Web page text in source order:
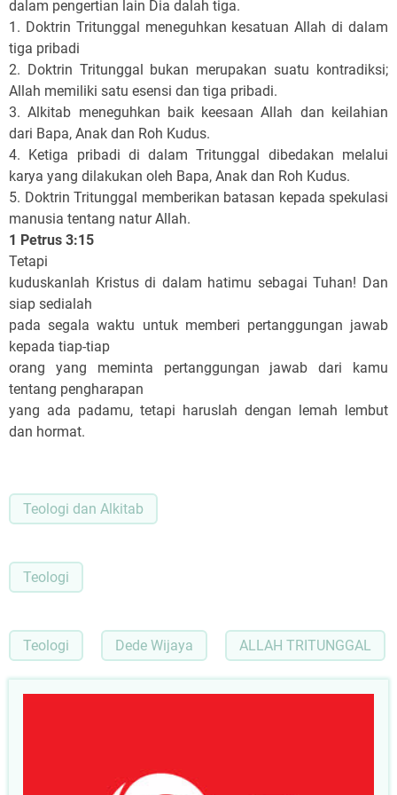
dalam pengertian lain Dia dalah tiga.
1. Doktrin Tritunggal meneguhkan kesatuan Allah di dalam
tiga pribadi
2. Doktrin Tritunggal bukan merupakan suatu kontradiksi;
Allah memiliki satu esensi dan tiga pribadi.
3. Alkitab meneguhkan baik keesaan Allah dan keilahian
dari Bapa, Anak dan Roh Kudus.
4. Ketiga pribadi di dalam Tritunggal dibedakan melalui
karya yang dilakukan oleh Bapa, Anak dan Roh Kudus.
5. Doktrin Tritunggal memberikan batasan kepada spekulasi
manusia tentang natur Allah.
1 Petrus 3:15
Tetapi
kuduskanlah Kristus di dalam hatimu sebagai Tuhan! Dan
siap sedialah
pada segala waktu untuk memberi pertanggungan jawab
kepada tiap-tiap
orang yang meminta pertanggungan jawab dari kamu
tentang pengharapan
yang ada padamu, tetapi haruslah dengan lemah lembut
dan hormat.
Teologi dan Alkitab
Teologi
Teologi Dede Wijaya ALLAH TRITUNGGAL